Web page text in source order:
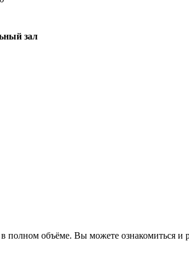
зал
полном объёме. Вы можете ознакомиться